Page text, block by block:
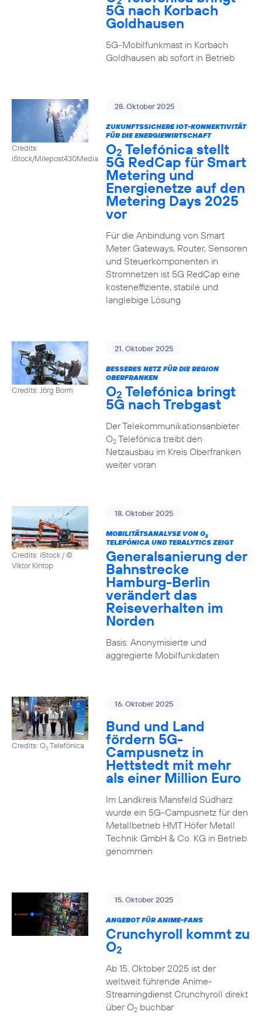
5G nach Korbach
Goldhausen
5G-Mobilfunkmast in Korbach
Goldhausen ab sofort in Betrieb
Credits:
iStock/Milepost430Media
28. Oktober 2025
ZUKUNFTSSICHERE IOT-KONNEKTIVITÄT
FÜR DIE ENERGIEWIRTSCHAFT
O2 Telefónica stellt
5G RedCap für Smart
Metering und
Energienetze auf den
Metering Days 2025
vor
Für die Anbindung von Smart
Meter Gateways, Router, Sensoren
und Steuerkomponenten in
Stromnetzen ist 5G RedCap eine
kosteneffiziente, stabile und
langlebige Lösung
Credits: Jörg Borm
21. Oktober 2025
BESSERES NETZ FÜR DIE REGION
OBERFRANKEN
O2 Telefónica bringt
5G nach Trebgast
Der Telekommunikationsanbieter
O2Telefónica treibt den
Netzausbau im Kreis Oberfranken
weiter voran
Credits: iStock / ©
Viktor Kintop
18. Oktober 2025
MOBILITÄTSANALYSE VON O2
TELEFÓNICA UND TERALYTICS ZEIGT
Generalsanierung der
Bahnstrecke
Hamburg-Berlin
verändert das
Reiseverhalten im
Norden
Basis: Anonymisierte und
aggregierte Mobilfunkdaten
Credits: O2Telefónica
16. Oktober 2025
Bund und Land
fördern 5G-
Campusnetz in
Hettstedt mit mehr
als einer Million Euro
Im Landkreis Mansfeld Südharz
wurde ein 5G-Campusnetz für den
Metallbetrieb HMT Höfer Metall
Technik GmbH & Co. KG in Betrieb
genommen
15. Oktober 2025
ANGEBOT FÜR ANIME-FANS
Crunchyroll kommt zu
O2
Ab 15. Oktober 2025 ist der
weltweit führende Anime-
Streamingdienst Crunchyroll direkt
über O2buchbar